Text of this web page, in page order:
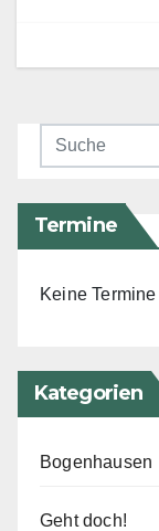
Termine
Keine Termine
Kategorien
Bogenhausen
Geht doch!